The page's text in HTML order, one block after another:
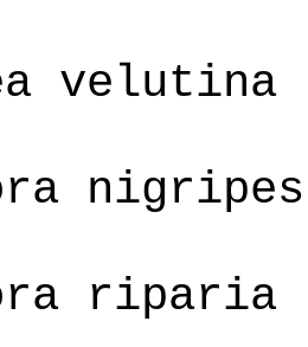
velutina
nigripes
riparia